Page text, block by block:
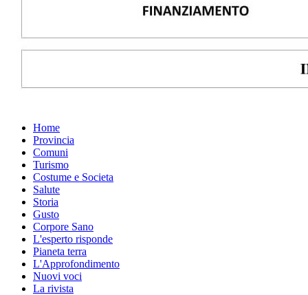
Home
Provincia
Comuni
Turismo
Costume e Societa
Salute
Storia
Gusto
Corpore Sano
L'esperto risponde
Pianeta terra
L'Approfondimento
Nuovi voci
La rivista